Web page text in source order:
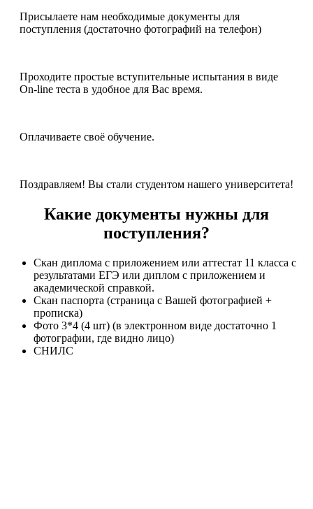
Присылаете нам необходимые документы для
поступления (достаточно фотографий на телефон)
Проходите простые вступительные испытания в виде
On-line теста в удобное для Вас время.
Оплачиваете своё обучение.
Поздравляем! Вы стали студентом нашего университета!
Какие документы нужны для
поступления?
Скан диплома с приложением или аттестат 11 класса с
результатами ЕГЭ или диплом с приложением и
академической справкой.
Скан паспорта (страница с Вашей фотографией +
прописка)
Фото 3*4 (4 шт) (в электронном виде достаточно 1
фотографии, где видно лицо)
СНИЛС